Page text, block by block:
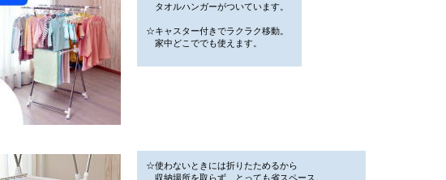
タオルハンガーがついています。
☆キャスター付きでラクラク移動。
家中どこででも使えます。
☆使わないときには折りたためるから
収納場所を取らず、とっても省スペース。